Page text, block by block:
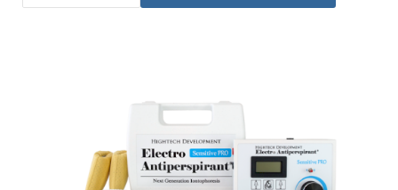
aus unserem Angebot kompatibel. Der Preis des
Produktes beinhaltet bereits den weltweiten
Expressversand und eine Geld-zurück-Garantie bei
Unzufriedenheit
. Die Gebrauchsanweisung liegt in Ihrer